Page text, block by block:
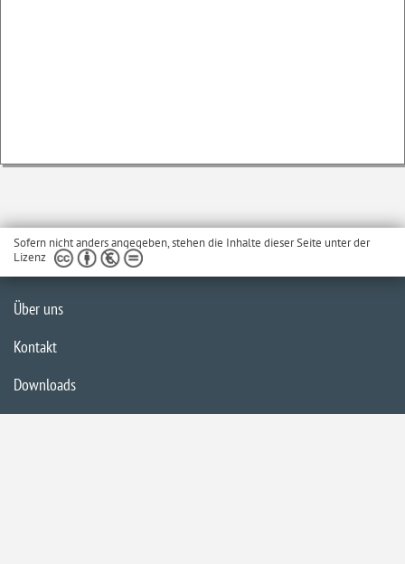
Sofern nicht anders angegeben, stehen die Inhalte dieser Seite unter der
Lizenz
Über uns
Kontakt
Downloads